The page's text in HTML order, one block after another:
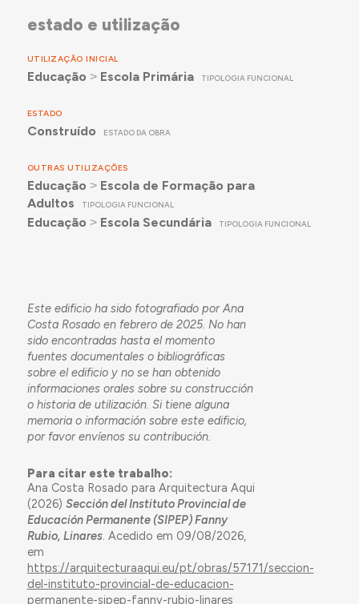
estado e utilização
UTILIZAÇÃO INICIAL
Educação ˃ Escola Primária TIPOLOGIA FUNCIONAL
ESTADO
Construído ESTADO DA OBRA
OUTRAS UTILIZAÇÕES
Educação ˃ Escola de Formação para
Adultos
TIPOLOGIA FUNCIONAL
Educação ˃ Escola Secundária TIPOLOGIA FUNCIONAL
Este edificio ha sido fotografiado por Ana
Costa Rosado en febrero de 2025. No han
sido encontradas hasta el momento
fuentes documentales o bibliográficas
sobre el edificio y no se han obtenido
informaciones orales sobre su construcción
o historia de utilización. Si tiene alguna
memoria o información sobre este edificio,
por favor envíenos su contribución.
Para citar este trabalho:
Ana Costa Rosado para Arquitectura Aqui
(2026) Sección del Instituto Provincial de
Educación Permanente (SIPEP) Fanny
Rubio, Linares. Acedido em 09/08/2026,
em
https://arquitecturaaqui.eu/pt/obras/57171/seccion-
del-instituto-provincial-de-educacion-
permanente-sipep-fanny-rubio-linares